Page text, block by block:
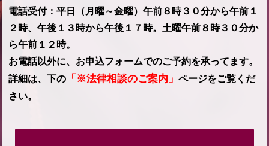
電話受付：平日（月曜～金曜）午前８時３０分から午前１
２時、午後１３時から午後１７時。土曜午前８時３０分か
ら午前１２時。
お電話以外に、お申込フォームでのご予約を承ってます。
詳細は、下の 「※法律相談のご案内」ページをご覧くだ
さい。